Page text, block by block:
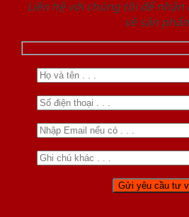
Liên hệ với chúng tôi để
về sản